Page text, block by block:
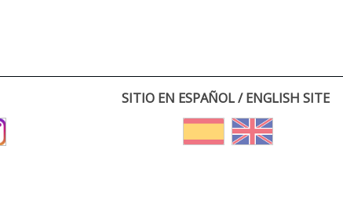
SITIO EN ESPAÑOL / ENGLISH SITE